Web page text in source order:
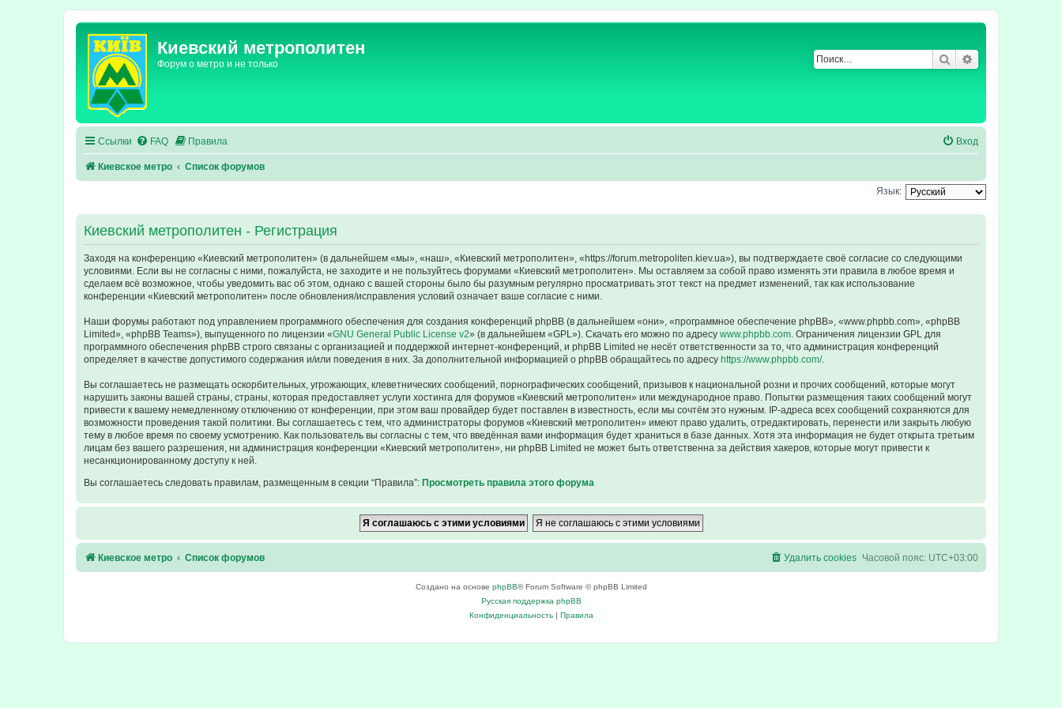
Киевский метрополитен
Форум о метро и не только Поиск
Ссылки FAQ Правила Вход
Киевское метро Список форумов
Язык:
Киевский метрополитен - Регистрация
Заходя на конференцию «Киевский метрополитен» (в дальнейшем «мы», «наш», «Киевский метрополитен», «https://forum.metropoliten.kiev.ua»), вы подтверждаете своё согласие со следующими
условиями. Если вы не согласны с ними, пожалуйста, не заходите и не пользуйтесь форумами «Киевский метрополитен». Мы оставляем за собой право изменять эти правила в любое время и
сделаем всё возможное, чтобы уведомить вас об этом, однако с вашей стороны было бы разумным регулярно просматривать этот текст на предмет изменений, так как использование
конференции «Киевский метрополитен» после обновления/исправления условий означает ваше согласие с ними.
Наши форумы работают под управлением программного обеспечения для создания конференций phpBB (в дальнейшем «они», «программное обеспечение phpBB», «www.phpbb.com», «phpBB
Limited», «phpBB Teams»), выпущенного по лицензии «GNU General Public License v2» (в дальнейшем «GPL»). Скачать его можно по адресу www.phpbb.com . Ограничения лицензии GPL для
программного обеспечения phpBB строго связаны с организацией и поддержкой интернет-конференций, и phpBB Limited не несёт ответственности за то, что администрация конференций
определяет в качестве допустимого содержания и/или поведения в них. За дополнительной информацией о phpBB обращайтесь по адресу https://www.phpbb.com/.
Вы соглашаетесь не размещать оскорбительных, угрожающих, клеветнических сообщений, порнографических сообщений, призывов к национальной розни и прочих сообщений, которые могут
нарушить законы вашей страны, страны, которая предоставляет услуги хостинга для форумов «Киевский метрополитен» или международное право. Попытки размещения таких сообщений могут
привести к вашему немедленному отключению от конференции, при этом ваш провайдер будет поставлен в известность, если мы сочтём это нужным. IP-адреса всех сообщений сохраняются для
возможности проведения такой политики. Вы соглашаетесь с тем, что администраторы форумов «Киевский метрополитен» имеют право удалить, отредактировать, перенести или закрыть любую
тему в любое время по своему усмотрению. Как пользователь вы согласны с тем, что введённая вами информация будет храниться в базе данных. Хотя эта информация не будет открыта третьим
лицам без вашего разрешения, ни администрация конференции «Киевский метрополитен», ни phpBB Limited не может быть ответственна за действия хакеров, которые могут привести к
несанкционированному доступу к ней.
Вы соглашаетесь следовать правилам, размещенным в секции “Правила”: Просмотреть правила этого форума
Киевское метро Список форумов Часовой пояс: UTC+03:00
Удалить cookies
Создано на основе phpBB® Forum Software © phpBB Limited
Русская поддержка phpBB
Конфиденциальность| Правила